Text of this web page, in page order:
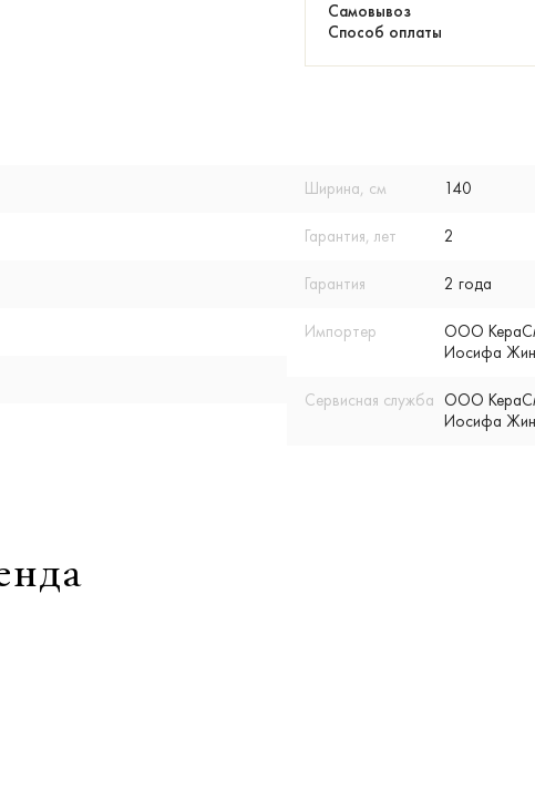
Самовывоз
Способ оплаты
Ширина, см 140
Гарантия, лет 2
Гарантия 2 года
Импортер
ООО
Иосифа
Сервисная служба ООО
Иосифа